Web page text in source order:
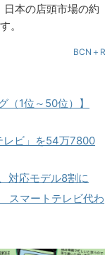
本の店頭市場の約
。
BCN＋R
（1位～50位）】
レビ」を54万7800
対応モデル8割に
スマートテレビ代わ